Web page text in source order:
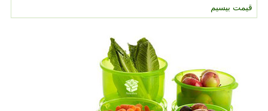
قیمت بیسیم